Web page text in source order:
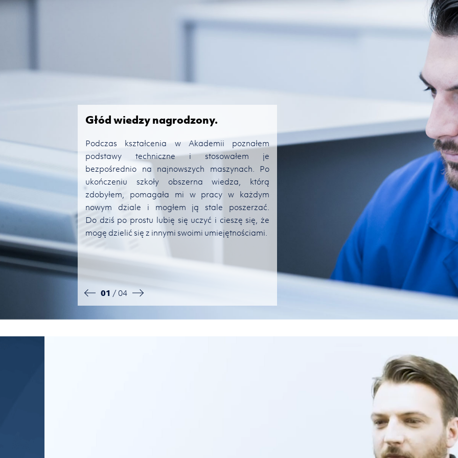
odczuwałem
pracować
A przede wszystkim
znajomości języka
mi wielką radość.
tego języka około
– chociaż nigdy nie
krótkimi wizytami
znam ten język tak
kursom
Głód wiedzy nagrodzony.
Podczas kształcenia w Akademii poznałem
podstawy techniczne i stosowałem je
bezpośrednio na najnowszych maszynach. Po
ukończeniu szkoły obszerna wiedza, którą
zdobyłem, pomagała mi w pracy w każdym
nowym dziale i mogłem ją stale poszerzać.
Do dziś po prostu lubię się uczyć i cieszę się, że
mogę dzielić się z innymi swoimi umiejętnościami.
Dalsze kształcenie w dziale
zakupów.
W dziale zakupów omawiałem z resztą teamu
temat napraw. Wspólnie określaliśmy jakich
części zamiennych naprawdę potrzebujemy
do maszyn, które następnie mogłem zamówić.
Szło to w parze z moim praktycznym
doświadczeniem, które zdobyłem kształcąc się
w zawodzie mechanik.
01 / 04